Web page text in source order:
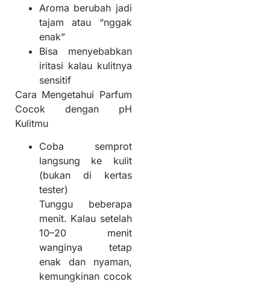
Aroma berubah jadi
tajam atau “nggak
enak”
Bisa menyebabkan
iritasi kalau kulitnya
sensitif
Cara Mengetahui Parfum
Cocok dengan pH
Kulitmu
Coba semprot
langsung ke kulit
(bukan di kertas
tester)
Tunggu beberapa
menit. Kalau setelah
10–20 menit
wanginya tetap
enak dan nyaman,
kemungkinan cocok